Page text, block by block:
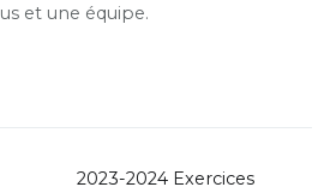
et une équipe.
2023-2024 Exercices